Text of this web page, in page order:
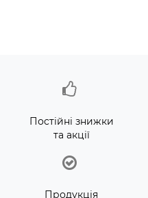
Постійні знижки
та акції
Продукція